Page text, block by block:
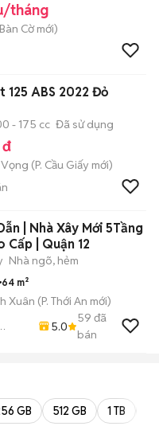
tháng
Cờmới)
125 ABS 2022 Đỏ
- 175 cc Đã sử dụng
(P. Cầu Giấy mới)
| Nhà Xây Mới 5Tầng
Cấp | Quận 12
Nhà ngõ, hẻm
64 m²
Xuân (P. Thới An mới)
5.0
59 đã
bán
GB 512 GB 1 TB